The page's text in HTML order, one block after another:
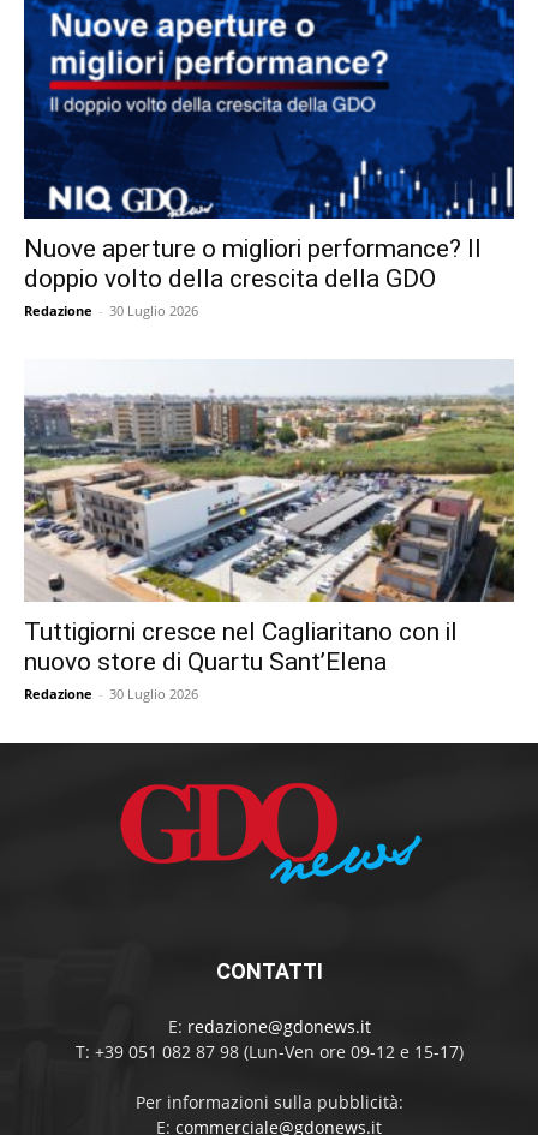
Nuove aperture o migliori performance? Il
doppio volto della crescita della GDO
Redazione - 30 Luglio 2026
Tuttigiorni cresce nel Cagliaritano con il
nuovo store di Quartu Sant’Elena
Redazione - 30 Luglio 2026
CONTATTI
E: redazione@gdonews.it
T: +39 051 082 87 98 (Lun-Ven ore 09-12 e 15-17)
Per informazioni sulla pubblicità:
E: commerciale@gdonews.it